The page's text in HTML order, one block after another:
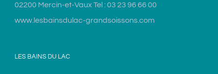
02200 Mercin-et-Vaux Tel : 03 23 96 66 00
www.lesbainsdulac-grandsoissons.com
LES BAINS DU LAC